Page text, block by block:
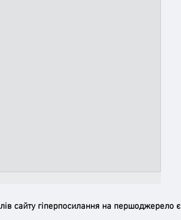
сайту гіперпосилання на першоджерело є